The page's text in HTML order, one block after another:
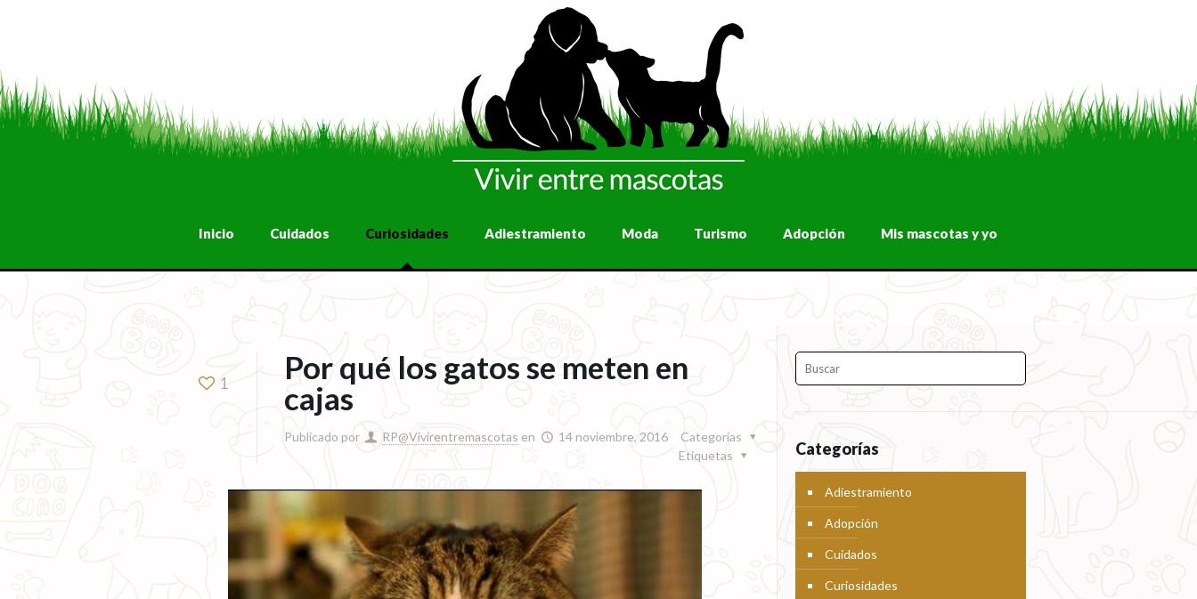
Inicio Cuidados Curiosidades Adiestramiento Moda Turismo Adopción Mis mascotas y yo
1
Por qué los gatos se meten en
cajas
Publicado por RP@Vivirentremascotas en 14 noviembre, 2016
Categorías
Etiquetas
Categorías
Adiestramiento
Adopción
Cuidados
Curiosidades